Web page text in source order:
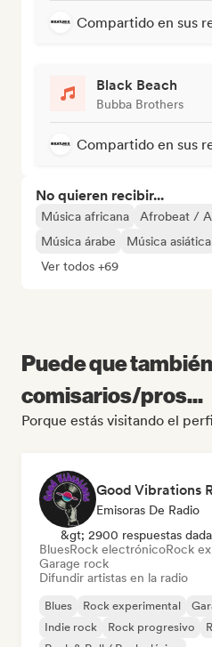
Compartido en sus
Black Beach
Bubba Brothers
Compartido en sus
No quieren recibir...
Música africana Afrobeat /
Música árabe
Música asiática
Ver todos +69
Puede que
comisarios/pros...
Porque estás visitando el
Good Vibrations
Emisoras De Radio
&gt; 2900 respuestas
BluesRock electrónicoRock
Garage rock
Difundir artistas en la radio
Blues Rock experimental
Indie rock
Rock progresivo